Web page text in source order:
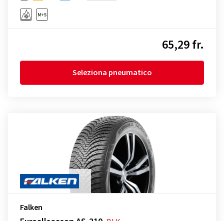
65,29 fr.
Seleziona pneumatico
Falken